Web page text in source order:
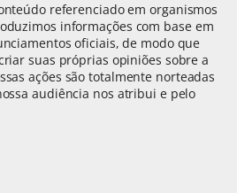
referenciado em organismos
informações com base em
oficiais, de modo que
suas próprias opiniões sobre a
ações são totalmente norteadas
audiência nos atribui e pelo